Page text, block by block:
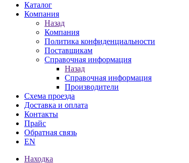
Каталог
Компания
Назад
Компания
Политика конфиденциальности
Поставщикам
Справочная информация
Назад
Справочная информация
Производители
Схема проезда
Доставка и оплата
Контакты
Прайс
Обратная связь
EN
Находка